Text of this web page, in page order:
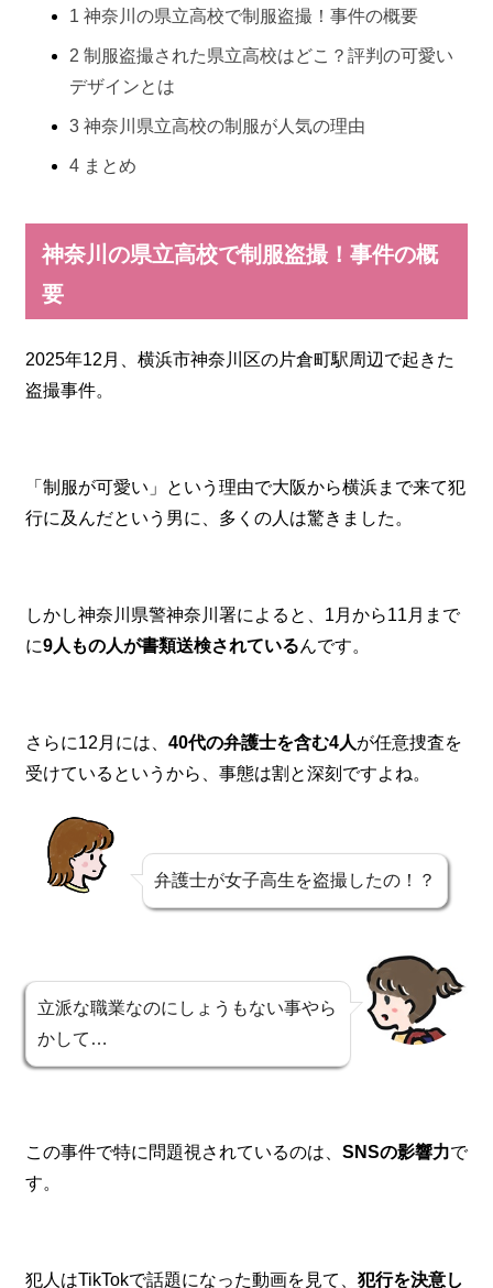
1 神奈川の県立高校で制服盗撮！事件の概要
2 制服盗撮された県立高校はどこ？評判の可愛い
デザインとは
3 神奈川県立高校の制服が人気の理由
4 まとめ
神奈川の県立高校で制服盗撮！事件の概
要
2025年12月、横浜市神奈川区の片倉町駅周辺で起きた
盗撮事件。
「制服が可愛い」という理由で大阪から横浜まで来て犯
行に及んだという男に、多くの人は驚きました。
しかし神奈川県警神奈川署によると、1月から11月まで
に9人もの人が書類送検されているんです。
さらに12月には、 40代の弁護士を含む4人が任意捜査を
受けているというから、事態は割と深刻ですよね。
弁護士が女子高生を盗撮したの！？
立派な職業なのにしょうもない事やら
かして…
この事件で特に問題視されているのは、 SNSの影響力で
す。
犯人はTikTokで話題になった動画を見て、 犯行を決意し